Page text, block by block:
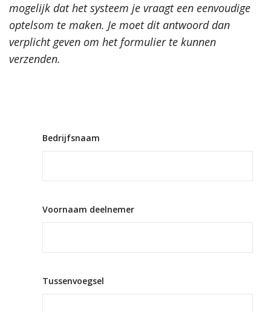
mogelijk dat het systeem je vraagt een eenvoudige
optelsom te maken. Je moet dit antwoord dan
verplicht geven om het formulier te kunnen
verzenden.
Bedrijfsnaam
Voornaam deelnemer
Tussenvoegsel